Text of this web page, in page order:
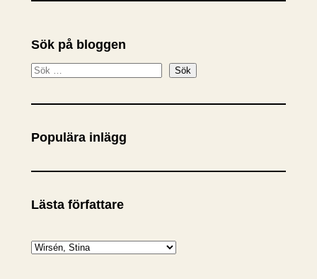
Sök på bloggen
S
k
Sök
Populära inlägg
Lästa författare
K